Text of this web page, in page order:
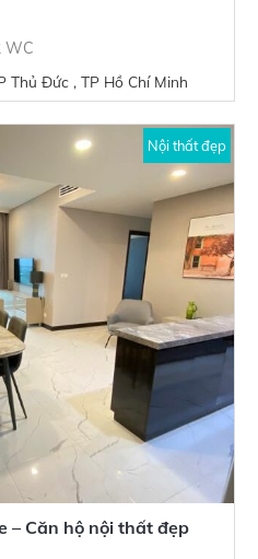
WC
Thủ Đức , TP Hồ Chí Minh
Nội thất đẹp
– Căn hộ nội thất đẹp